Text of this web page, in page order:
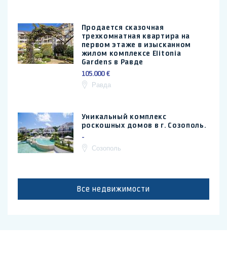
Продается сказочная
трехкомнатная квартира на
первом этаже в изысканном
жилом комплексе Elitonia
Gardens в Равде
105.000 €
Равда
Уникальный комплекс
роскошных домов в г. Созополь.
-
Созополь
Все недвижимости